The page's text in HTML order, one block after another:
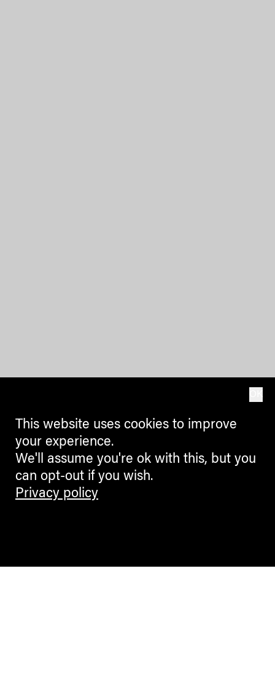
This website uses cookies to improve
your experience.
We'll assume you're ok with this, but you
can opt-out if you wish.
Privacy policy